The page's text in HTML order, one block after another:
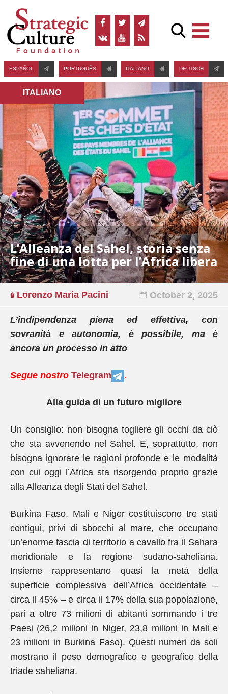
ESPAÑOL PORTUGUÊS ITALIANO DEUTSCH
ITALIANO
L’Alleanza del Sahel, storia senza
fine di una lotta per l’Africa libera
Lorenzo Maria Pacini October 2, 2025
L’indipendenza piena ed effettiva, con
sovranità e autonomia, è possibile, ma è
ancora un processo in atto
Segue nostro Telegram .
Alla guida di un futuro migliore
Un consiglio: non bisogna togliere gli occhi da ciò
che sta avvenendo nel Sahel. E, soprattutto, non
bisogna ignorare le ragioni profonde e le modalità
con cui oggi l’Africa sta risorgendo proprio grazie
alla Alleanza degli Stati del Sahel.
Burkina Faso, Mali e Niger costituiscono tre stati
contigui, privi di sbocchi al mare, che occupano
un’enorme fascia di territorio a cavallo fra il Sahara
meridionale e la regione sudano-saheliana.
Insieme rappresentano quasi la metà della
superficie complessiva dell’Africa occidentale –
circa il 45% – e circa il 17% della sua popolazione,
pari a oltre 73 milioni di abitanti sommando i tre
Paesi (26,2 milioni in Niger, 23,8 milioni in Mali e
23 milioni in Burkina Faso). Questi numeri da soli
mostrano il peso demografico e geografico della
triade saheliana.